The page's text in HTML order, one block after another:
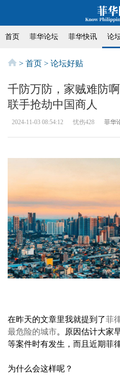
首页 菲华论坛 菲华快讯 论
> 首页 > 论坛好贴
千防万防，家贼难防
联手抢劫中国商人
2024-11-03 08:54:12 忧伤428 菲华
在昨天的文章里我就提到了菲
最危险的城市。原因估计大家
等案件时有发生，而且近期菲
为什么会这样呢？